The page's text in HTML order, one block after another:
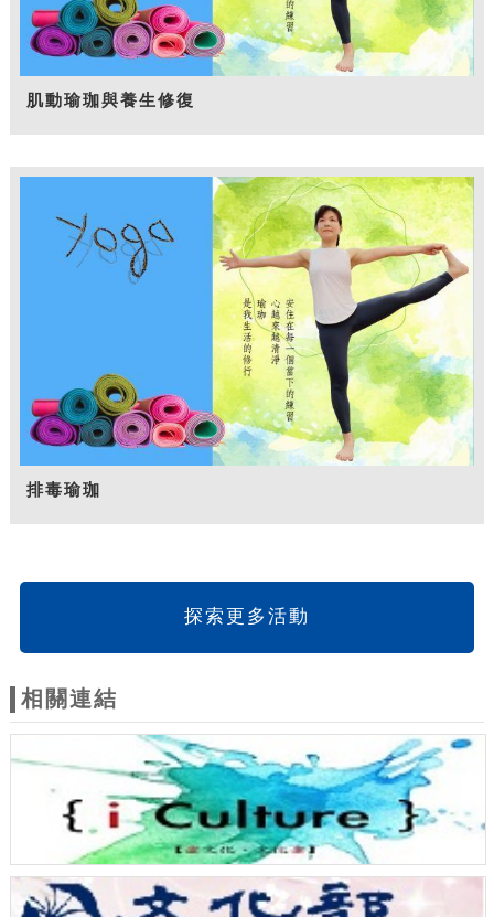
肌動瑜珈與養生修復
排毒瑜珈
探索更多活動
相關連結